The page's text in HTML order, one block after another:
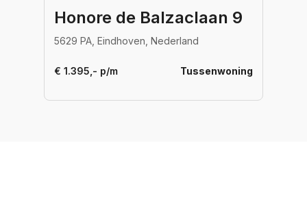
Honore de Balzaclaan 9
5629 PA, Eindhoven, Nederland
€ 1.395,- p/m Tussenwoning